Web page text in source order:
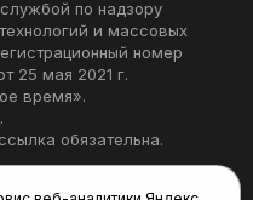
по надзору
и массовых
номер
25 мая 2021 г.
время».
обязательна.